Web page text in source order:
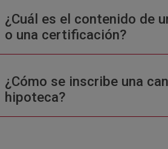
¿Cuál es el contenido de
o una certificación?
¿Cómo se inscribe una
hipoteca?